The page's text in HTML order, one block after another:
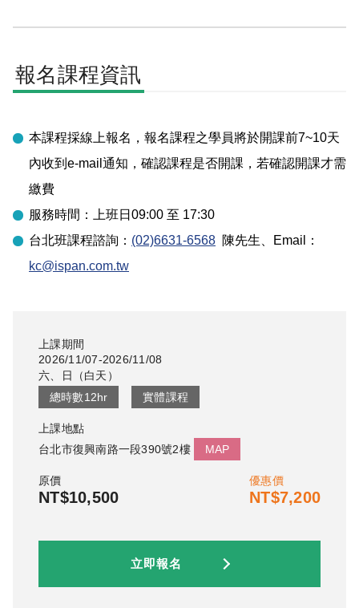
報名課程資訊
本課程採線上報名，報名課程之學員將於開課前7~10天
內收到e-mail通知，確認課程是否開課，若確認開課才需
繳費
服務時間：上班日09:00 至 17:30
台北班課程諮詢： (02)6631-6568 陳先生 、Email：
kc@ispan.com.tw
上課期間
2026/11/07-2026/11/08
六、日
（白天 ）
總時數12hr 實體課程
上課地點
台北市復興南路一段390號2樓
MAP
原價
NT$10,500
優惠價
NT$7,200
立即報名